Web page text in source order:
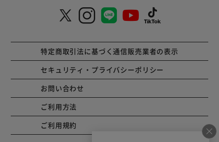
特定商取引法に基づく通信販売業者の表示
セキュリティ・プライバシーポリシー
お問い合わせ
ご利用方法
ご利用規約